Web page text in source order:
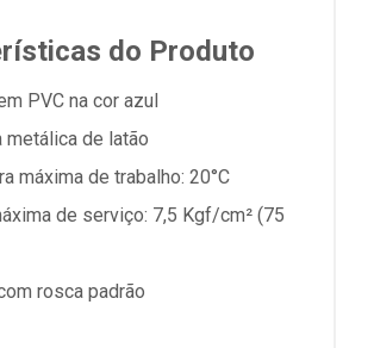
do Produto
PVC na cor azul
metálica de latão
máxima de trabalho: 20°C
de serviço: 7,5 Kgf/cm² (75
rosca padrão